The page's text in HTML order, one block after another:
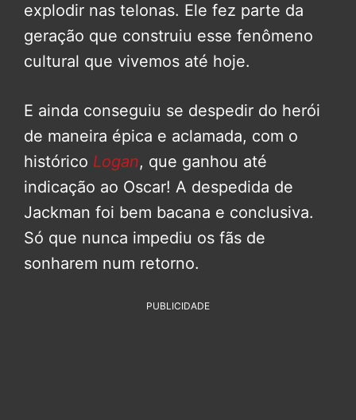
explodir nas telonas. Ele fez parte da
geração que construiu esse fenômeno
cultural que vivemos até hoje.
E ainda conseguiu se despedir do herói
de maneira épica e aclamada, com o
histórico Logan, que ganhou até
indicação ao Oscar! A despedida de
Jackman foi bem bacana e conclusiva.
Só que nunca impediu os fãs de
sonharem num retorno.
PUBLICIDADE